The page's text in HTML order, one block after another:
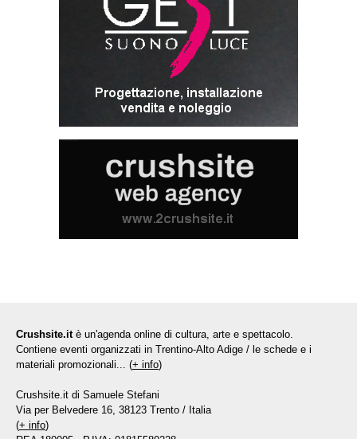
Crushsite.it è un'agenda online di cultura, arte e spettacolo.
Contiene eventi organizzati in Trentino-Alto Adige / le schede e i
materiali promozionali... (+ info)
Crushsite.it di Samuele Stefani
Via per Belvedere 16, 38123 Trento / Italia
(+ info)